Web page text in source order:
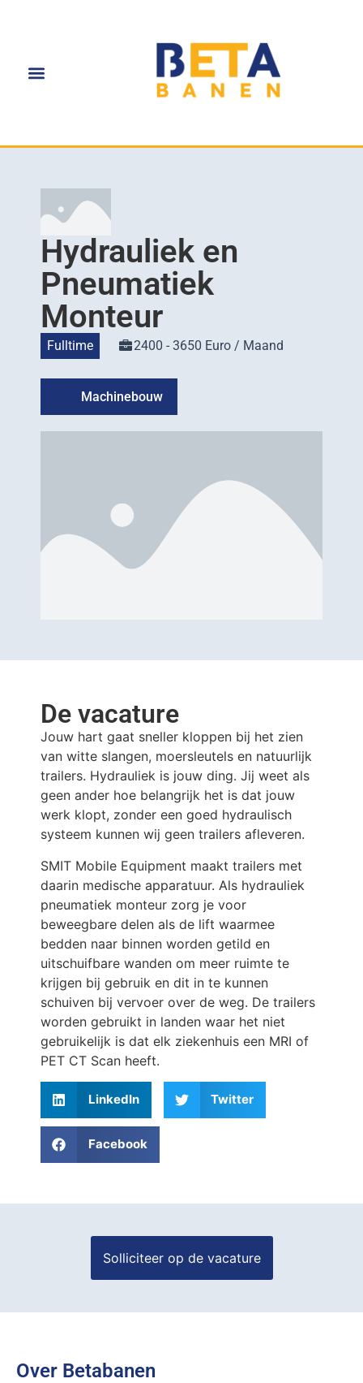
Hydrauliek en
Pneumatiek
Monteur
Fulltime 2400 - 3650 Euro / Maand
Machinebouw
De vacature
Jouw hart gaat sneller kloppen bij het zien
van witte slangen, moersleutels en natuurlijk
trailers. Hydrauliek is jouw ding. Jij weet als
geen ander hoe belangrijk het is dat jouw
werk klopt, zonder een goed hydraulisch
systeem kunnen wij geen trailers afleveren.
SMIT Mobile Equipment maakt trailers met
daarin medische apparatuur. Als hydrauliek
pneumatiek monteur zorg je voor
beweegbare delen als de lift waarmee
bedden naar binnen worden getild en
uitschuifbare wanden om meer ruimte te
krijgen bij gebruik en dit in te kunnen
schuiven bij vervoer over de weg. De trailers
worden gebruikt in landen waar het niet
gebruikelijk is dat elk ziekenhuis een MRI of
PET CT Scan heeft.
LinkedIn Twitter
Facebook
Over Betabanen